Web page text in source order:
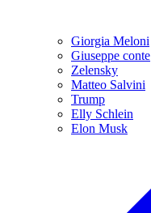
Giorgia Meloni
Giuseppe conte
Zelensky
Matteo Salvini
Trump
Elly Schlein
Elon Musk